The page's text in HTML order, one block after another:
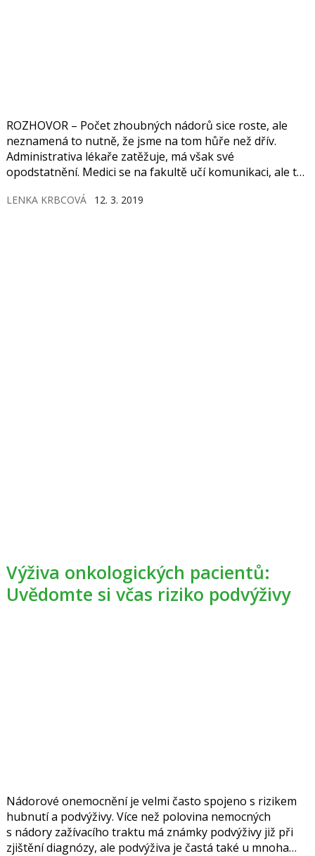
ROZHOVOR – Počet zhoubných nádorů sice roste, ale
neznamená to nutně, že jsme na tom hůře než dřív.
Administrativa lékaře zatěžuje, má však své
opodstatnění. Medici se na fakultě učí komunikaci, ale to,
osobnosti, kterou utváří již rodina. Medicínské obory se
LENKA KRBCOVÁ 12. 3. 2019
Výživa onkologických pacientů:
Uvědomte si včas riziko podvýživy
Nádorové onemocnění je velmi často spojeno s rizikem
hubnutí a podvýživy. Více než polovina nemocných
s nádory zažívacího traktu má známky podvýživy již při
zjištění diagnózy, ale podvýživa je častá také u mnoha